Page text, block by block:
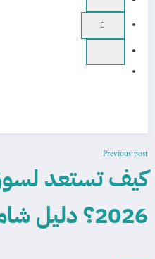
Previous post
كيف تستعد
2026؟ دليل شامل للنجاح المهني